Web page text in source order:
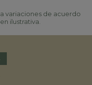
variaciones de acuerdo
ilustrativa.